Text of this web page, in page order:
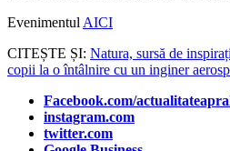
Evenimentul AICI
CITEȘTE ȘI: Natura, sursă de
copii la o întâlnire cu un inginer
Facebook.com/
instagram.com
twitter.com